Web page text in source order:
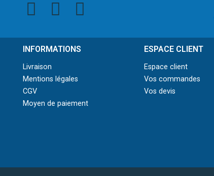
INFORMATIONS
Livraison
Mentions légales
CGV
Moyen de paiement
ESPACE CLIENT
Espace client
Vos commandes
Vos devis